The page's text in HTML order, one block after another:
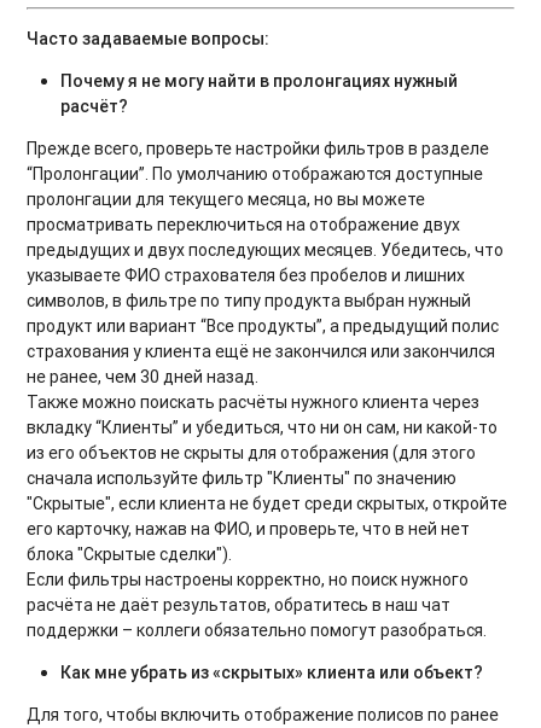
Часто задаваемые вопросы:
Почему я не могу найти в пролонгациях нужный
расчёт?
Прежде всего, проверьте настройки фильтров в разделе
“Пролонгации”. По умолчанию отображаются доступные
пролонгации для текущего месяца, но вы можете
просматривать переключиться на отображение двух
предыдущих и двух последующих месяцев. Убедитесь, что
указываете ФИО страхователя без пробелов и лишних
символов, в фильтре по типу продукта выбран нужный
продукт или вариант “Все продукты”, а предыдущий полис
страхования у клиента ещё не закончился или закончился
не ранее, чем 30 дней назад.
Также можно поискать расчёты нужного клиента через
вкладку “Клиенты” и убедиться, что ни он сам, ни какой-то
из его объектов не скрыты для отображения (для этого
сначала используйте фильтр "Клиенты" по значению
"Скрытые", если клиента не будет среди скрытых, откройте
его карточку, нажав на ФИО, и проверьте, что в ней нет
блока "Скрытые сделки").
Если фильтры настроены корректно, но поиск нужного
расчёта не даёт результатов, обратитесь в наш чат
поддержки – коллеги обязательно помогут разобраться.
Как мне убрать из «скрытых» клиента или объект?
Для того, чтобы включить отображение полисов по ранее